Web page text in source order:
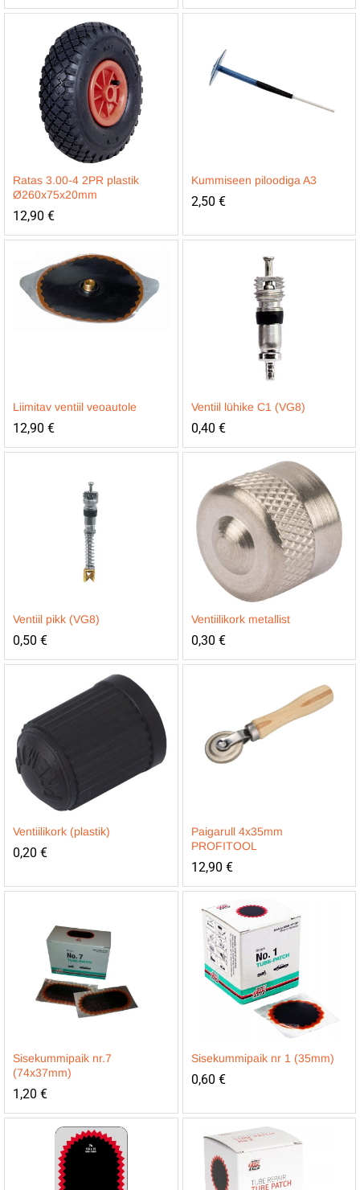
Ratas 3.00-4 2PR plastik
Ø260x75x20mm
12,90 €
Kummiseen piloodiga A3
2,50 €
Liimitav ventiil veoautole
12,90 €
Ventiil lühike C1 (VG8)
0,40 €
Ventiil pikk (VG8)
0,50 €
Ventiilikork metallist
0,30 €
Ventiilikork (plastik)
0,20 €
Paigarull 4x35mm
PROFITOOL
12,90 €
Sisekummipaik nr.7
(74x37mm)
1,20 €
Sisekummipaik nr 1 (35mm)
0,60 €